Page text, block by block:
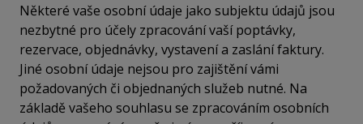
Některé vaše osobní údaje jako subjektu údajů jsou
nezbytné pro účely zpracování vaší poptávky,
rezervace, objednávky, vystavení a zaslání faktury.
Jiné osobní údaje nejsou pro zajištění vámi
požadovaných či objednaných služeb nutné. Na
základě vašeho souhlasu se zpracováním osobních